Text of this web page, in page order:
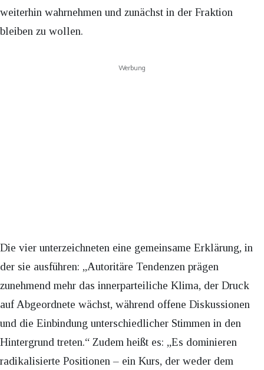
weiterhin wahrnehmen und zunächst in der Fraktion
bleiben zu wollen.
Werbung
Die vier unterzeichneten eine gemeinsame Erklärung, in
der sie ausführen: „Autoritäre Tendenzen prägen
zunehmend mehr das innerparteiliche Klima, der Druck
auf Abgeordnete wächst, während offene Diskussionen
und die Einbindung unterschiedlicher Stimmen in den
Hintergrund treten.“ Zudem heißt es: „Es dominieren
radikalisierte Positionen – ein Kurs, der weder dem